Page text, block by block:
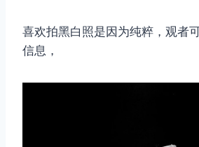
喜欢拍黑白照是因为纯粹，观者
信息，
取消